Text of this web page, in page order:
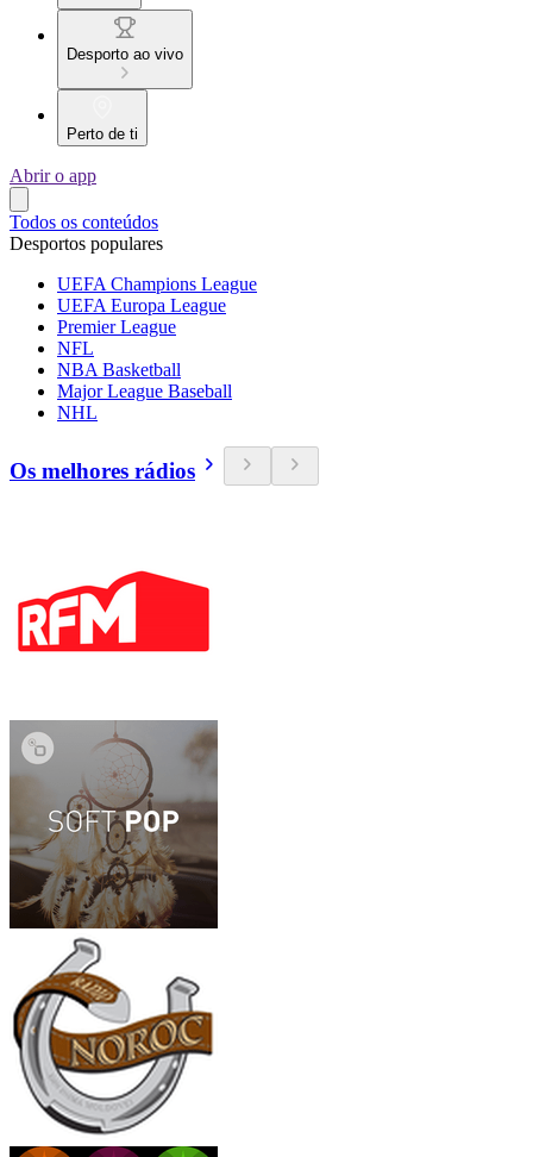
Desporto ao vivo
Perto de ti
Abrir o app
Todos os conteúdos
Desportos populares
UEFA Champions League
UEFA Europa League
Premier League
NFL
NBA Basketball
Major League Baseball
NHL
Os melhores rádios